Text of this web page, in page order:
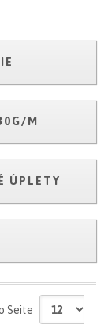
M
ÚPLETY
Seite